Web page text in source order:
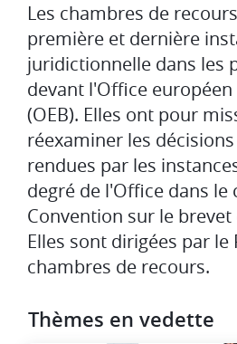
Les chambres de
première et dernière
juridictionnelle dans les
devant l'Office
(OEB). Elles ont pour
réexaminer les
rendues par les
degré de l'Office dans le
Convention sur le brevet
Elles sont dirigées par le
chambres de recours.
Thèmes en vedette